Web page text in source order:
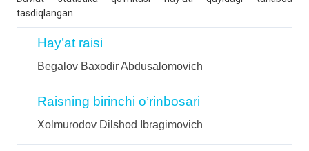
tasdiqlangan.
Hay’at raisi
Begalov Baxodir Abdusalomovich
Raisning birinchi o’rinbosari
Xolmurodov Dilshod Ibragimovich